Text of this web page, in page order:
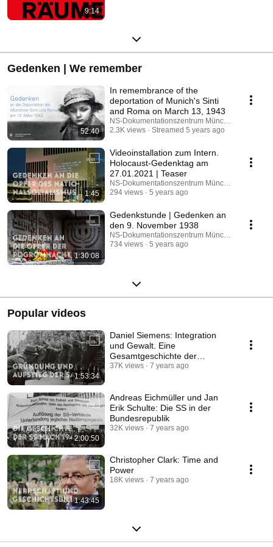
9:14
Gedenken | We remember
52:40
In remembrance of the
deportation of Munich's Sinti
and Roma on March 13, 1943
NS-Dokumentationszentrum München
2.3K views
Streamed 5 years ago
1:45
Videoinstallation zum Intern.
Holocaust-Gedenktag am
27.01.2021 | Teaser
NS-Dokumentationszentrum München
294 views
5 years ago
1:30:08
Gedenkstunde | Gedenken an
den 9. November 1938
NS-Dokumentationszentrum München
734 views
5 years ago
Popular videos
1:53:34
Daniel Siemens: Integration
und Gewalt. Eine
Gesamtgeschichte der
nationalsozialistischen SA
37K views 7 years ago
2:00:50
Andreas Eichmüller und Jan
Erik Schulte: Die SS in der
Bundesrepublik
32K views 7 years ago
1:43:45
Christopher Clark: Time and
Power
18K views 7 years ago